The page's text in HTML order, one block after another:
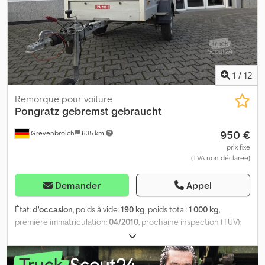
1 / 12
Grevenbroich 635 km
Remorque pour voiture
Pongratz gebremst gebraucht
950 €
prix fixe
(TVA non déclarée)
Demander Appel
État:d'occasion, poids à vide:190 kg, poids total:1 000 kg,
première immatriculation:04/2010, prochaine inspection (TÜV):
, longueur de l'espace de chargement:
de l’espace de chargement:1 100 mm, hauteur de l'espace de
chargement:300 mm
, Le marché de retrait en ligne pour votre